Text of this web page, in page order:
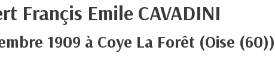
Françis Emile CAVADINI
1909 à Coye La Forêt (Oise (60))